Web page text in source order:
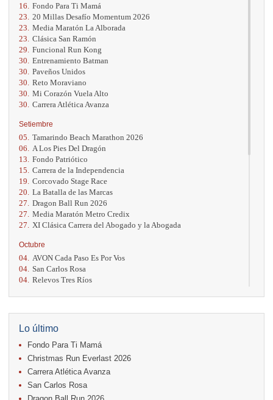
16. Fondo Para Ti Mamá
23. 20 Millas Desafío Momentum 2026
23. Media Maratón La Alborada
23. Clásica San Ramón
29. Funcional Run Kong
30. Entrenamiento Batman
30. Paveños Unidos
30. Reto Moraviano
30. Mi Corazón Vuela Alto
30. Carrera Atlética Avanza
Setiembre
05. Tamarindo Beach Marathon 2026
06.
A Los Pies Del Dragón
13. Fondo Patriótico
15. Carrera de la Independencia
19. Corcovado Stage Race
20. La Batalla de las Marcas
27. Dragon Ball Run 2026
27. Media Maratón Metro Credix
27.
XI Clásica Carrera del Abogado y la Abogada
Octubre
04. AVON Cada Paso Es Por Vos
04. San Carlos Rosa
04. Relevos Tres Ríos
17. Caribe Paradise Run
18.
Casa Turire Trail Run
18. Warriors Run Circuit
18. Samsung Jacó Beach Half Marathon 2026
25. KRun by Under Armour
25. Run Alajuela
Noviembre
Lo último
Fondo Para Ti Mamá
Christmas Run Everlast 2026
Carrera Atlética Avanza
San Carlos Rosa